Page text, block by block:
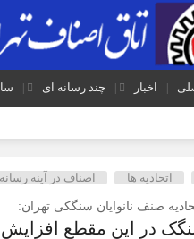
اخبار چند رسانه ای
اتحادیه ها اصناف در آینه رسانه
صنف نانوایان سنگکی تهران:
در این مقطع افزایش